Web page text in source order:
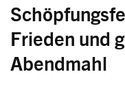
Frieden und
Abendmahl